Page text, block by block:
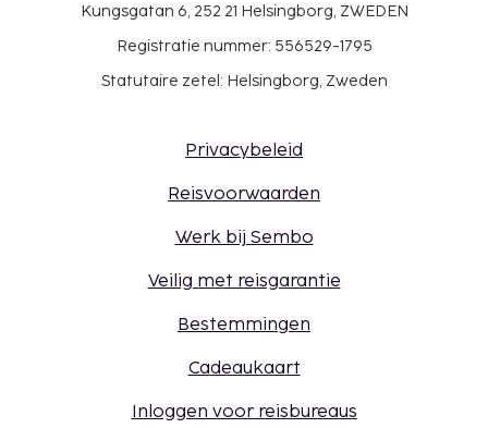
Kungsgatan 6, 252 21 Helsingborg, ZWEDEN
Registratie nummer: 556529-1795
Statutaire zetel: Helsingborg, Zweden
Privacybeleid
Reisvoorwaarden
Werk bij Sembo
Veilig met reisgarantie
Bestemmingen
Cadeaukaart
Inloggen voor reisbureaus